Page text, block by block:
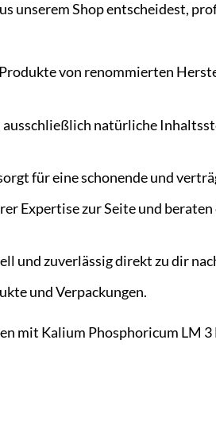
unserem Shop entscheidest,
von renommierten
natürliche
für eine schonende und
Expertise zur Seite und
und zuverlässig direkt zu dir
und Verpackungen.
mit Kalium Phosphoricum LM